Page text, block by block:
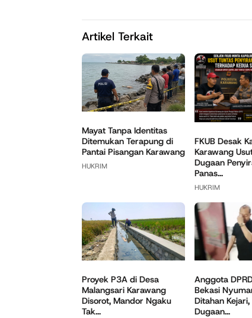
Artikel Terkait
Mayat Tanpa Identitas
Ditemukan Terapung di
Pantai Pisangan Karawang
HUKRIM
FKUB Desak
Karawang
Dugaan
Panas...
HUKRIM
Proyek P3A di Desa
Malangsari Karawang
Disorot, Mandor Ngaku
Tak...
Anggota
Bekasi
Ditahan Kejari,
Dugaan...